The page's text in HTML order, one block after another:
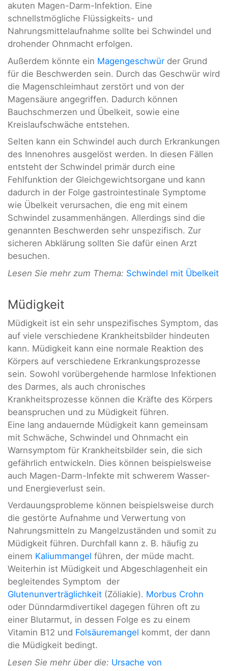
akuten Magen-Darm-Infektion. Eine
schnellstmögliche Flüssigkeits- und
Nahrungsmittelaufnahme sollte bei Schwindel und
drohender Ohnmacht erfolgen.
Außerdem könnte ein Magengeschwür der Grund
für die Beschwerden sein. Durch das Geschwür wird
die Magenschleimhaut zerstört und von der
Magensäure angegriffen. Dadurch können
Bauchschmerzen und Übelkeit, sowie eine
Kreislaufschwäche entstehen.
Selten kann ein Schwindel auch durch Erkrankungen
des Innenohres ausgelöst werden. In diesen Fällen
entsteht der Schwindel primär durch eine
Fehlfunktion der Gleichgewichtsorgane und kann
dadurch in der Folge gastrointestinale Symptome
wie Übelkeit verursachen, die eng mit einem
Schwindel zusammenhängen. Allerdings sind die
genannten Beschwerden sehr unspezifisch. Zur
sicheren Abklärung sollten Sie dafür einen Arzt
besuchen.
Lesen Sie mehr zum Thema: Schwindel mit Übelkeit
Müdigkeit
Müdigkeit ist ein sehr unspezifisches Symptom, das
auf viele verschiedene Krankheitsbilder hindeuten
kann. Müdigkeit kann eine normale Reaktion des
Körpers auf verschiedene Erkrankungsprozesse
sein. Sowohl vorübergehende harmlose Infektionen
des Darmes, als auch chronisches
Krankheitsprozesse können die Kräfte des Körpers
beanspruchen und zu Müdigkeit führen.
Eine lang andauernde Müdigkeit kann gemeinsam
mit Schwäche, Schwindel und Ohnmacht ein
Warnsymptom für Krankheitsbilder sein, die sich
gefährlich entwickeln. Dies können beispielsweise
auch Magen-Darm-Infekte mit schwerem Wasser-
und Energieverlust sein.
Verdauungsprobleme können beispielsweise durch
die gestörte Aufnahme und Verwertung von
Nahrungsmitteln zu Mangelzuständen und somit zu
Müdigkeit führen. Durchfall kann z. B. häufig zu
einem Kaliummangel führen, der müde macht.
Weiterhin ist Müdigkeit und Abgeschlagenheit ein
begleitendes Symptom der
Glutenunverträglichkeit (Zöliakie). Morbus Crohn
oder Dünndarmdivertikel dagegen führen oft zu
einer Blutarmut, in dessen Folge es zu einem
Vitamin B12 und Folsäuremangel kommt, der dann
die Müdigkeit bedingt.
Lesen Sie mehr über die: Ursache von